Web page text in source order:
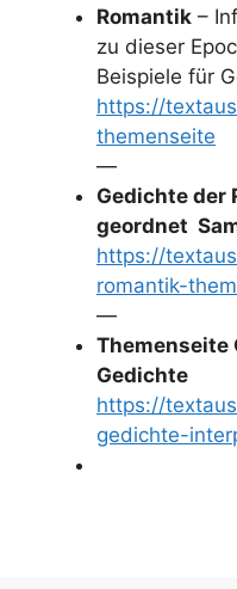
Romantik –
zu dieser
Beispiele für
https://
themenseite
—
Gedichte der
geordnet
https://
romantik-
—
Gedichte
https://
gedichte-